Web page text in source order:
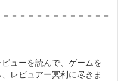
－－－－－－－－－－－－
ューを読んで、ゲームを
レビュアー冥利に尽きま